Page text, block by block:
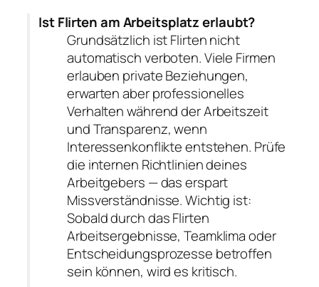
Ist Flirten am Arbeitsplatz erlaubt?
Grundsätzlich ist Flirten nicht
automatisch verboten. Viele Firmen
erlauben private Beziehungen,
erwarten aber professionelles
Verhalten während der Arbeitszeit
und Transparenz, wenn
Interessenkonflikte entstehen. Prüfe
die internen Richtlinien deines
Arbeitgebers — das erspart
Missverständnisse. Wichtig ist:
Sobald durch das Flirten
Arbeitsergebnisse, Teamklima oder
Entscheidungsprozesse betroffen
sein können, wird es kritisch.